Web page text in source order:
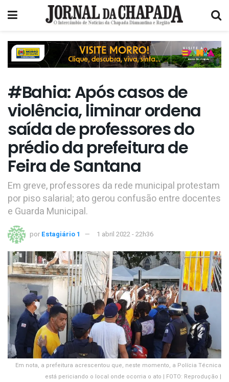
#Bahia: Após casos de
violência, liminar ordena
saída de professores do
prédio da prefeitura de
Feira de Santana
Em greve, professores da rede municipal protestam
por piso salarial; ato gerou confusão entre docentes
e Guarda Municipal.
por Estagiário 1 1 abril 2022 - 22h36
Em nota, a prefeitura acrescentou que, neste momento, a Polícia Técnica
está periciando o local onde ocorria o ato | FOTO: Reprodução |